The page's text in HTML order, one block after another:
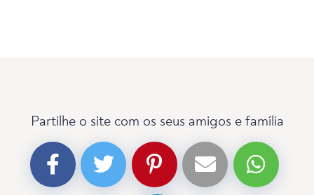
Partilhe o site com os seus amigos e família